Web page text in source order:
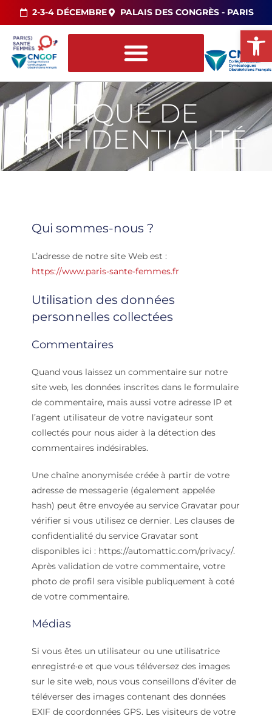
2-3-4 DÉCEMBRE PALAIS DES CONGRÈS - PARIS
POLITIQUE DE
CONFIDENTIALITÉ
Qui sommes-nous ?
L’adresse de notre site Web est :
https://www.paris-sante-femmes.fr
Utilisation des données
personnelles collectées
Commentaires
Quand vous laissez un commentaire sur notre
site web, les données inscrites dans le formulaire
de commentaire, mais aussi votre adresse IP et
l’agent utilisateur de votre navigateur sont
collectés pour nous aider à la détection des
commentaires indésirables.
Une chaîne anonymisée créée à partir de votre
adresse de messagerie (également appelée
hash) peut être envoyée au service Gravatar pour
vérifier si vous utilisez ce dernier. Les clauses de
confidentialité du service Gravatar sont
disponibles ici : https://automattic.com/privacy/.
Après validation de votre commentaire, votre
photo de profil sera visible publiquement à coté
de votre commentaire.
Médias
Si vous êtes un utilisateur ou une utilisatrice
enregistré·e et que vous téléversez des images
sur le site web, nous vous conseillons d’éviter de
téléverser des images contenant des données
EXIF de coordonnées GPS. Les visiteurs de votre